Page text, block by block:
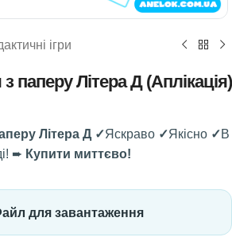
ігри
паперу Літера Д (Аплікація)
Літера Д ✓Яскраво ✓Якісно ✓В
➨ Купити миттєво!
для завантаження